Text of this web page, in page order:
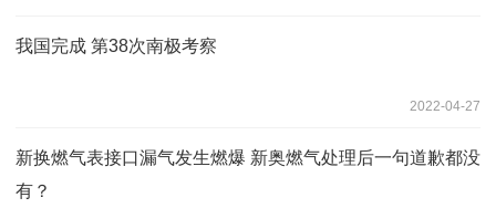
我国完成 第38次南极考察
2022-04-27
新换燃气表接口漏气发生燃爆 新奥燃气处理后一句道歉都没
有？